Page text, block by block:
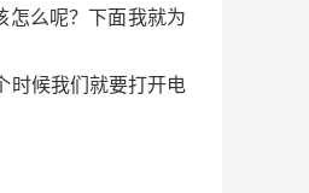
怎么呢？下面我就为
时候我们就要打开电